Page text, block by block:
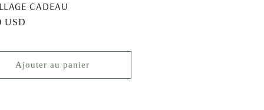
CADEAU
USD
Ajouter au panier